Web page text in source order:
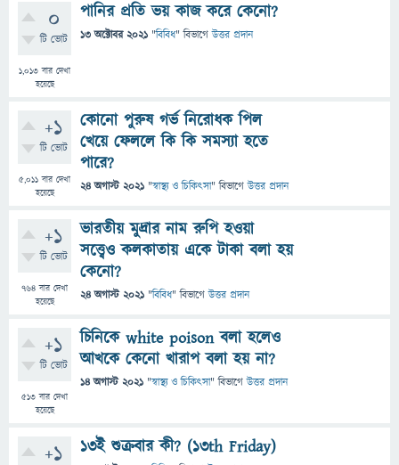
0
টি ভোট
1,013 বার দেখা
হয়েছে
পানির প্রতি ভয় কাজ করে কেনো?
13 অক্টোবর 2021 "বিবিধ" বিভাগে উত্তর প্রদান
+1
টি ভোট
5,011 বার দেখা
হয়েছে
কোনো পুরুষ গর্ভ নিরোধক পিল
খেয়ে ফেললে কি কি সমস্যা হতে
পারে?
24 অগাস্ট 2021 "স্বাস্থ্য ও চিকিৎসা" বিভাগে উত্তর প্রদান
+1
টি ভোট
764 বার দেখা
হয়েছে
ভারতীয় মুদ্রার নাম রুপি হওয়া
সত্ত্বেও কলকাতায় একে টাকা বলা হয়
কেনো?
24 অগাস্ট 2021 "বিবিধ" বিভাগে উত্তর প্রদান
+1
টি ভোট
513 বার দেখা
হয়েছে
চিনিকে white poison বলা হলেও
আখকে কেনো খারাপ বলা হয় না?
14 অগাস্ট 2021 "স্বাস্থ্য ও চিকিৎসা" বিভাগে উত্তর প্রদান
+1 ১৩ই শুক্রবার কী? (13th Friday)